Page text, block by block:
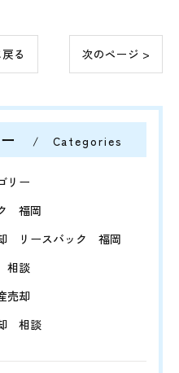
る 次のページ >
Categories
リー
福岡
リースバック 福岡
相談
売却
相談